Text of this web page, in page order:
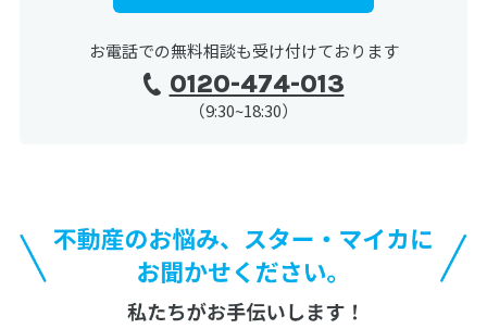
お電話での無料相談も受け付けております
0120-474-013
（9:30~18:30）